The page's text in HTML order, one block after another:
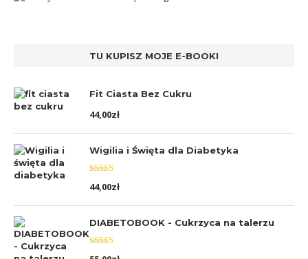
TU KUPISZ MOJE E-BOOKI
Fit Ciasta Bez Cukru
44,00zł
Wigilia i Święta dla Diabetyka
Oceniono
5.00na 5
44,00zł
DIABETOBOOK - Cukrzyca na talerzu
Oceniono